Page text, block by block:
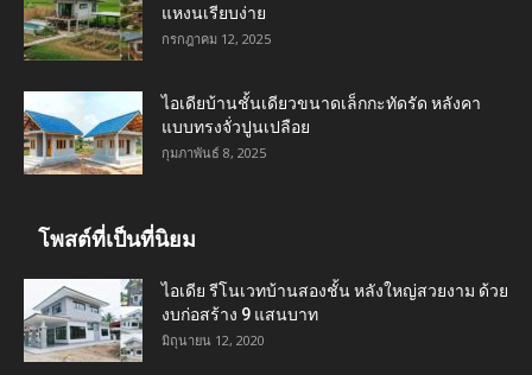
แหงนเรียบง่าย
กรกฎาคม 12, 2025
ไอเดียบ้านชั้นเดียวขนาดเล็กกะทัดรัด หลังคา
แบบทรงจั่วปูนเปลือย
กุมภาพันธ์ 8, 2025
โพสต์ที่เป็นที่นิยม
ไอเดีย รีโนเวทบ้านสองชั้น หลังใหญ่สวยงาม ด้วย
งบก่อสร้าง 9 แสนบาท
มิถุนายน 12, 2020